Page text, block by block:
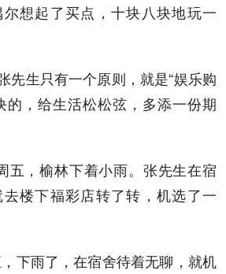
想起了买点，十块八块地玩一
先生只有一个原则，就是“娱乐购
的，给生活松松弦，多添一份期
五，榆林下着小雨。张先生在宿
楼下福彩店转了转，机选了一
下雨了，在宿舍待着无聊，就机